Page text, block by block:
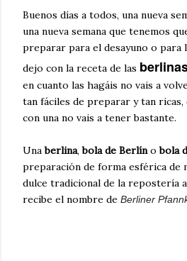
Buenos días a todos, una nueva
una nueva semana que tenemos
preparar para el desayuno o para
dejo con la receta de las
en cuanto las hagáis no vais a
tan fáciles de preparar y tan ricas,
con una no vais a tener bastante.
Unaberlina,bola de Berlínobola
preparación de forma esférica de
dulce tradicional de la repostería
recibe el nombre de Berliner